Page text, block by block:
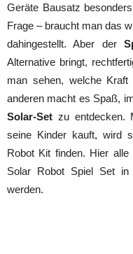
Geräte Bausatz
Frage – braucht man das
dahingestellt. Aber der
Alternative bringt,
man sehen, welche
anderen macht es Spaß,
Solar-Set zu entdecken.
seine Kinder kauft, wird
Robot Kit finden. Hier alle
Solar Robot Spiel Set
werden.